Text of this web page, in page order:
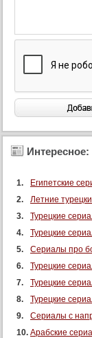
Интересное:
Египетские
Летние
Турецкие
Турецкие
Сериалы про
Турецкие
Турецкие
Турецкие
Сериалы с
Арабские